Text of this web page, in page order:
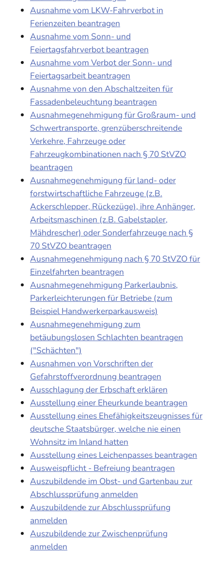
Ausnahme vom LKW-Fahrverbot in
Ferienzeiten beantragen
Ausnahme vom Sonn- und
Feiertagsfahrverbot beantragen
Ausnahme vom Verbot der Sonn- und
Feiertagsarbeit beantragen
Ausnahme von den Abschaltzeiten für
Fassadenbeleuchtung beantragen
Ausnahmegenehmigung für Großraum- und
Schwertransporte, grenzüberschreitende
Verkehre, Fahrzeuge oder
Fahrzeugkombinationen nach § 70 StVZO
beantragen
Ausnahmegenehmigung für land- oder
forstwirtschaftliche Fahrzeuge (z.B.
Ackerschlepper, Rückezüge), ihre Anhänger,
Arbeitsmaschinen (z.B. Gabelstapler,
Mähdrescher) oder Sonderfahrzeuge nach §
70 StVZO beantragen
Ausnahmegenehmigung nach § 70 StVZO für
Einzelfahrten beantragen
Ausnahmegenehmigung Parkerlaubnis,
Parkerleichterungen für Betriebe (zum
Beispiel Handwerkerparkausweis)
Ausnahmegenehmigung zum
betäubungslosen Schlachten beantragen
("Schächten")
Ausnahmen von Vorschriften der
Gefahrstoffverordnung beantragen
Ausschlagung der Erbschaft erklären
Ausstellung einer Eheurkunde beantragen
Ausstellung eines Ehefähigkeitszeugnisses für
deutsche Staatsbürger, welche nie einen
Wohnsitz im Inland hatten
Ausstellung eines Leichenpasses beantragen
Ausweispflicht - Befreiung beantragen
Auszubildende im Obst- und Gartenbau zur
Abschlussprüfung anmelden
Auszubildende zur Abschlussprüfung
anmelden
Auszubildende zur Zwischenprüfung
anmelden